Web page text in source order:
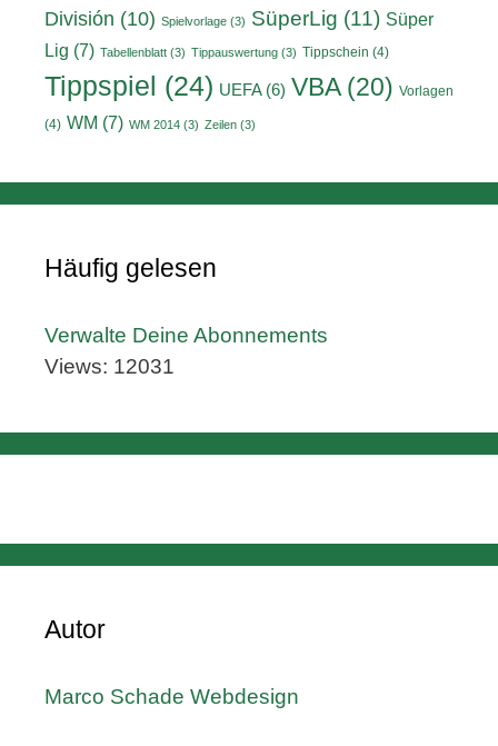
División (10) Spielvorlage (3) SüperLig (11) Süper
Lig (7) Tabellenblatt (3) Tippauswertung (3) Tippschein (4)
Tippspiel (24) UEFA(6) VBA(20) Vorlagen
(4) WM (7) WM 2014 (3) Zeilen (3)
Häufig gelesen
Verwalte Deine Abonnements
Views: 12031
Autor
Marco Schade Webdesign